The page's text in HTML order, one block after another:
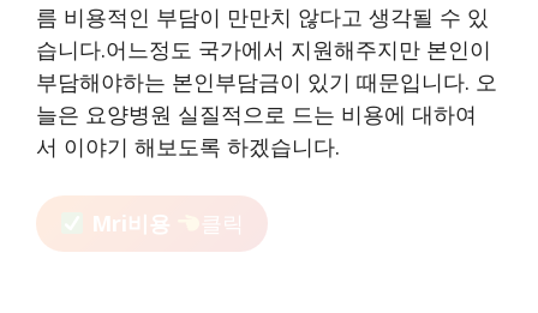
름 비용적인 부담이 만만치 않다고 생각될 수 있
습니다.어느정도 국가에서 지원해주지만 본인이
부담해야하는 본인부담금이 있기 때문입니다. 오
늘은 요양병원 실질적으로 드는 비용에 대하여
서 이야기 해보도록 하겠습니다.
Mri비용 클릭